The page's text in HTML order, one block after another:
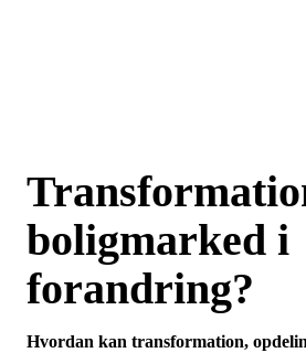
boligmarked i
forandring?
Hvordan kan transformation,